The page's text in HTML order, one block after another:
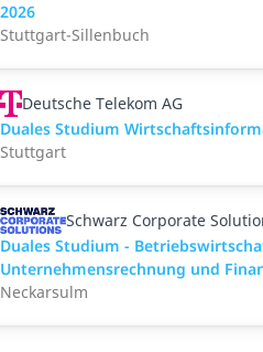
2026
Stuttgart-Sillenbuch
Deutsche Telekom AG
Duales Studium
Stuttgart
Schwarz Corporate
Duales Studium -
Unternehmensrechnung und
Neckarsulm